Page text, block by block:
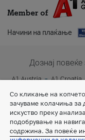
Member of
Начини на плаќање
Дознај
A1 Austria A1 Croatia
Со кликање на копчето
зачуваме колачиња за
искуство преку
подобрување на
содржина. За повеќе